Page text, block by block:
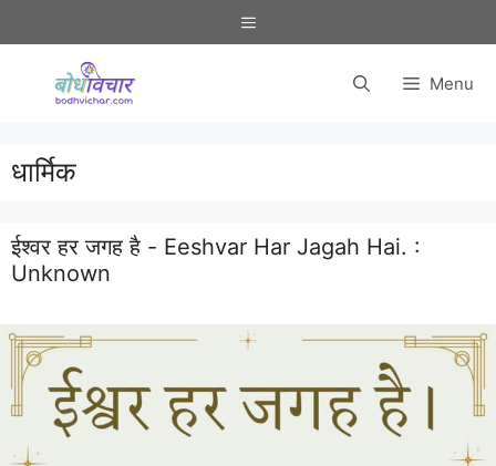
to
Menu
Menu
धार्मिक
ईश्वर हर जगह है - Eeshvar Har Jagah Hai. :
Unknown